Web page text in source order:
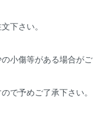
下さい。
小傷等がある場合がご
で予めご了承下さい。